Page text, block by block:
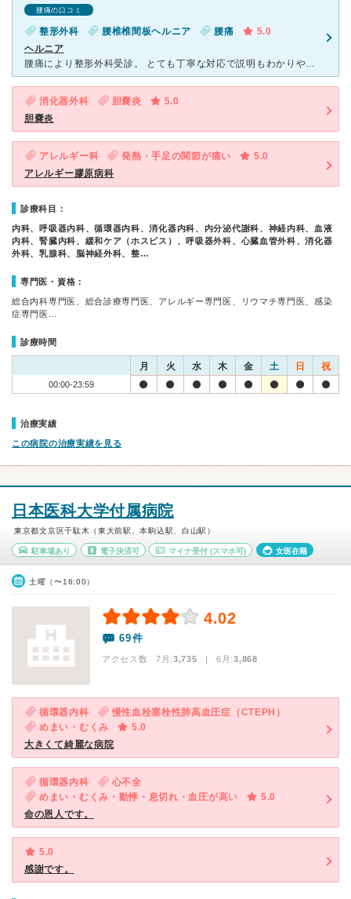
腰痛の口コミ
整形外科 腰椎椎間板ヘルニア 腰痛
5.0
ヘルニア
腰痛により整形外科受診。 とても丁寧な対応で説明もわかりやすくゆっくり教えて下さいました。 MRIの予約対応も迅速で安心して検査を受けることが出来ました。 看護師の方々の対応もとても親切丁寧で、
消化器外科 胆嚢炎
5.0
胆嚢炎
アレルギー科 発熱・手足の関節が痛い
5.0
アレルギー膠原病科
診療科目：
内科、呼吸器内科、循環器内科、消化器内科、内分泌代謝科、神経内科、血液
内科、腎臓内科、緩和ケア（ホスピス）、呼吸器外科、心臓血管外科、消化器
外科、乳腺科、脳神経外科、整…
専門医・資格：
総合内科専門医、総合診療専門医、アレルギー専門医、リウマチ専門医、感染
症専門医…
診療時間
月 火 水 木 金 土 日 祝
00:00-23:59
治療実績
この病院の治療実績を見る
日本医科大学付属病院
東京都文京区千駄木（東大前駅、本駒込駅、白山駅）
駐車場あり 電子決済可 マイナ受付 (スマホ可) 女医在籍
土曜（〜16:00）
4.02
69件
アクセス数 7月:3,735 | 6月:3,868
循環器内科
慢性血栓塞栓性肺高血圧症（CTEPH）
めまい・むくみ
5.0
大きくて綺麗な病院
循環器内科
心不全
めまい・むくみ・動悸・息切れ・血圧が高い
5.0
命の恩人です。
5.0
感謝です。